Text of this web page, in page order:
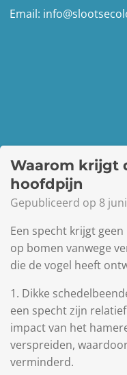
Ga
Email:
Waarom krijgt
hoofdpijn
Gepubliceerd op 8
Een specht krijgt
op bomen vanwege
die de vogel heeft
1. Dikke
een specht zijn
impact van het
verspreiden,
verminderd.